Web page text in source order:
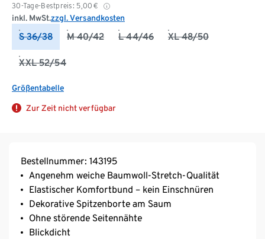
30-Tage-Bestpreis: 5,00 €
inkl. MwSt.zzgl. Versandkosten
S 36/38 M 40/42 L 44/46 XL 48/50
XXL 52/54
Größentabelle
Zur Zeit nicht verfügbar
Bestellnummer: 143195
Angenehm weiche Baumwoll-Stretch-Qualität
Elastischer Komfortbund – kein Einschnüren
Dekorative Spitzenborte am Saum
Ohne störende Seitennähte
Blickdicht